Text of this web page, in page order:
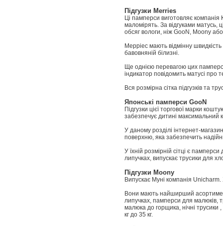
Підгузки Merries
Ці памперси виготовляє
маломірять. За відгуками
обсяг вологи, ніж GooN, Moony
Мерріес мають відмінну
бавовняній білизні.
Ще однією перевагою цих
індикатор повідомить матусі про
Вся розмірна сітка підгузків та
Японські памперси GooN
Підгузки цієї торгової марки
забезпечує дитині максимальний
У даному розділі інтернет-
поверхню, яка забезпечить
У їхній розмірній сітці є
липучках, випускає трусики для
Підгузки Moony
Випускає Муні компанія
Вони мають найширший
липучках, памперси для малюків,
малюка до горщика, нічні
кг до 35 кг.